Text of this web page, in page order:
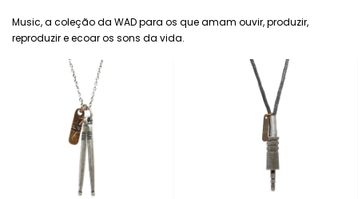
Music, a coleção da WAD para os que amam ouvir, produzir,
reproduzir e ecoar os sons da vida.